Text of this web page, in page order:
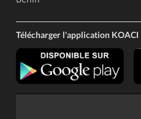
Télécharger l'application KOACI